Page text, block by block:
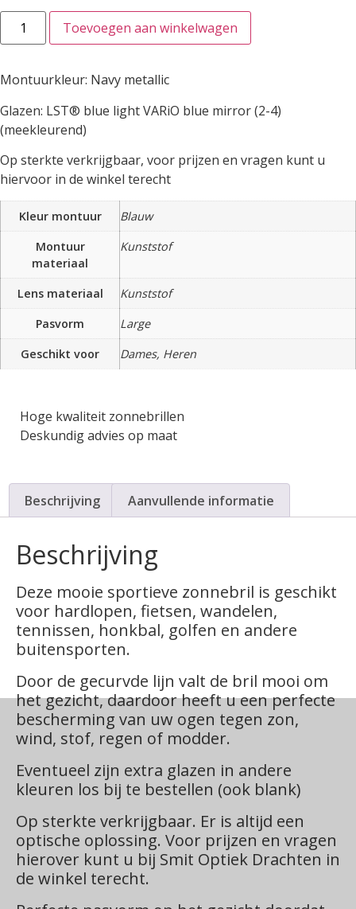
Toevoegen aan winkelwagen
Montuurkleur: Navy metallic
Glazen: LST® blue light VARiO blue mirror (2-4)
(meekleurend)
Op sterkte verkrijgbaar, voor prijzen en vragen kunt u
hiervoor in de winkel terecht
Kleur montuur
Blauw
Montuur
materiaal
Kunststof
Lens materiaal
Kunststof
Pasvorm
Large
Geschikt voor
Dames, Heren
Hoge kwaliteit zonnebrillen
Deskundig advies op maat
Beschrijving Aanvullende informatie
Beschrijving
Deze mooie sportieve zonnebril is geschikt
voor hardlopen, fietsen, wandelen,
tennissen, honkbal, golfen en andere
buitensporten.
Door de gecurvde lijn valt de bril mooi om
het gezicht, daardoor heeft u een perfecte
bescherming van uw ogen tegen zon,
wind, stof, regen of modder.
Eventueel zijn extra glazen in andere
kleuren los bij te bestellen (ook blank)
Op sterkte verkrijgbaar. Er is altijd een
optische oplossing. Voor prijzen en vragen
hierover kunt u bij Smit Optiek Drachten in
de winkel terecht.